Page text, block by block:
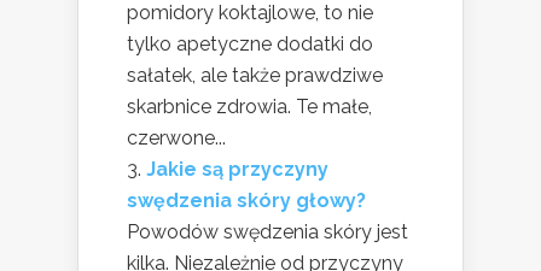
pomidory koktajlowe, to nie
tylko apetyczne dodatki do
sałatek, ale także prawdziwe
skarbnice zdrowia. Te małe,
czerwone...
Jakie są przyczyny
swędzenia skóry głowy?
Powodów swędzenia skóry jest
kilka. Niezależnie od przyczyny